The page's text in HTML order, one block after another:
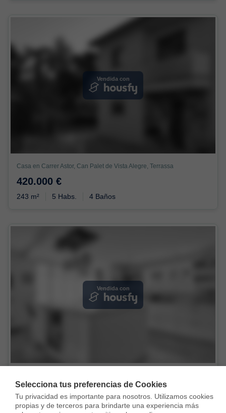
Selecciona tus preferencias de Cookies
Tu privacidad es importante para nosotros. Utilizamos cookies
propias y de terceros para brindarte una experiencia más
Vendida con
Casa en Carrer Astor, Can Palet de Vista Alegre, Terrassa
420.000 €
243 m² 5 Habs. 4 Baños
Vendida con
375.000 €
206 m² 3 Habs. 2 Baños